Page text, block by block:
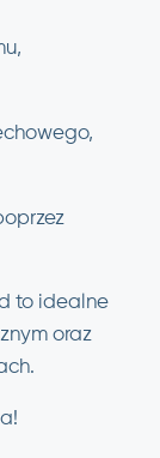
to idealne
oraz